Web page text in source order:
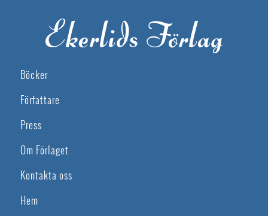
Böcker
Författare
Press
Om Förlaget
Kontakta oss
Hem